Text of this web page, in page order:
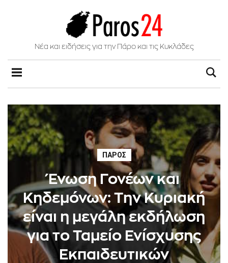
Νέα και ειδήσεις για την Πάρο και τις Κυκλάδες
ΠΆΡΟΣ
Ένωση Γονέων και
Κηδεμόνων: Την Κυριακή
είναι η μεγάλη εκδήλωση
για το Ταμείο Ενίσχυσης
Εκπαιδευτικών